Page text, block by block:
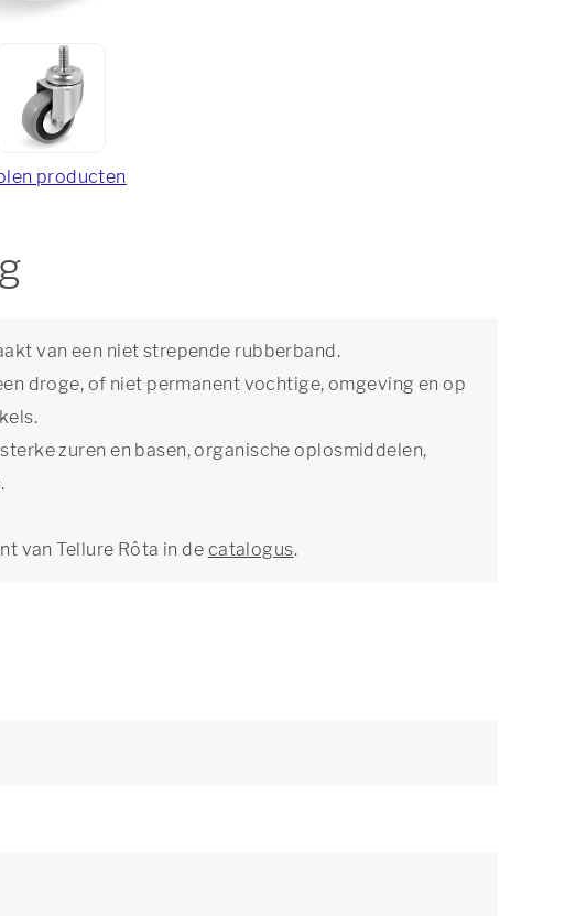
producten
van een niet strepende rubberband.
droge, of niet permanent vochtige, omgeving en op
zuren en basen, organische oplosmiddelen,
van Tellure Rôta in de catalogus.